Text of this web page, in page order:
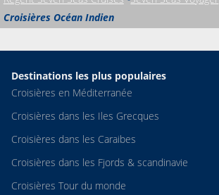
Croisières Océan Indien
Destinations les plus populaires
Croisières en Méditerranée
Croisières dans les Iles Grecques
Croisières dans les Caraibes
Croisières dans les Fjords & scandinavie
Croisières Tour du monde